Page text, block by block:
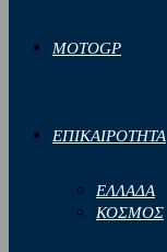
MOTOGP
ΕΠΙΚΑΙΡΟΤΗΤΑ
ΕΛΛΑΔΑ
ΚΟΣΜΟΣ